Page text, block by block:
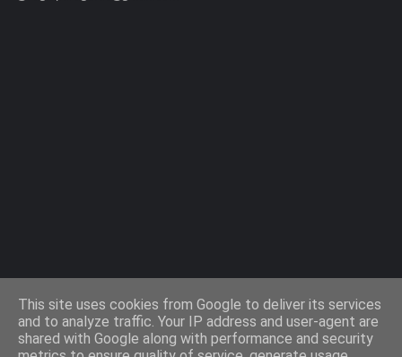
This site uses cookies from Google to deliver its services
and to analyze traffic. Your IP address and user-agent are
shared with Google along with performance and security